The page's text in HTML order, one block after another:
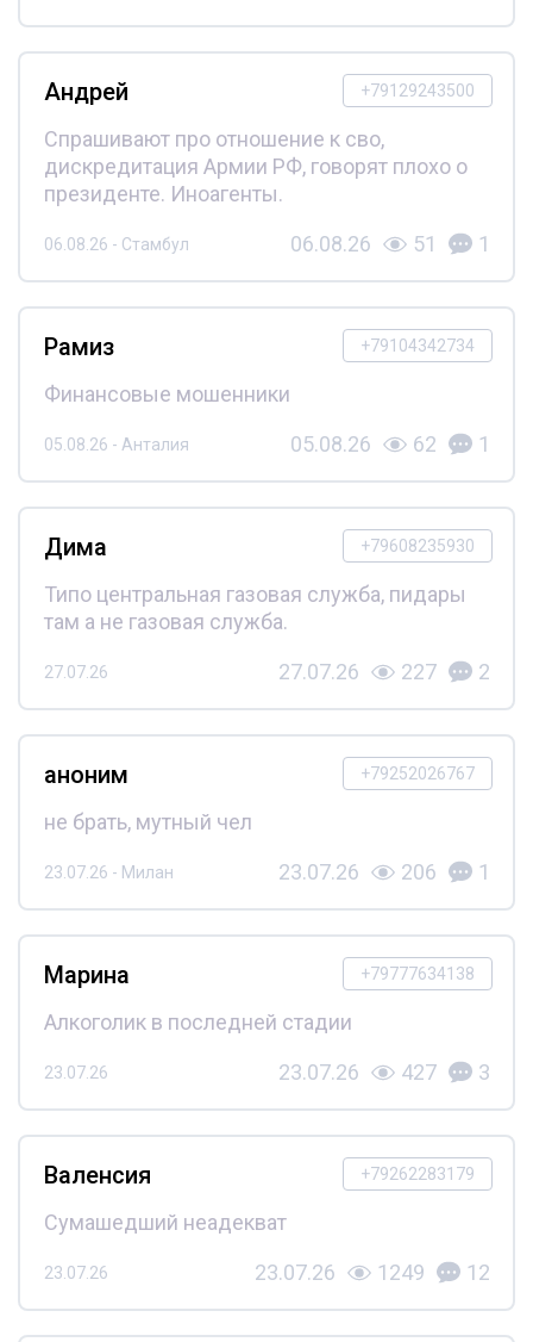
+79129243500
Андрей
Спрашивают про отношение к сво,
дискредитация Армии РФ, говорят плохо о
президенте. Иноагенты.
06.08.26 - Стамбул 06.08.26 51 1
+79104342734
Рамиз
Финансовые мошенники
05.08.26 - Анталия 05.08.26 62 1
+79608235930
Дима
Типо центральная газовая служба, пидары
там а не газовая служба.
27.07.26 27.07.26 227 2
+79252026767
аноним
не брать, мутный чел
23.07.26 - Милан 23.07.26 206 1
+79777634138
Марина
Алкоголик в последней стадии
23.07.26 23.07.26 427 3
+79262283179
Валенсия
Сумашедший неадекват
23.07.26 23.07.26 1249 12